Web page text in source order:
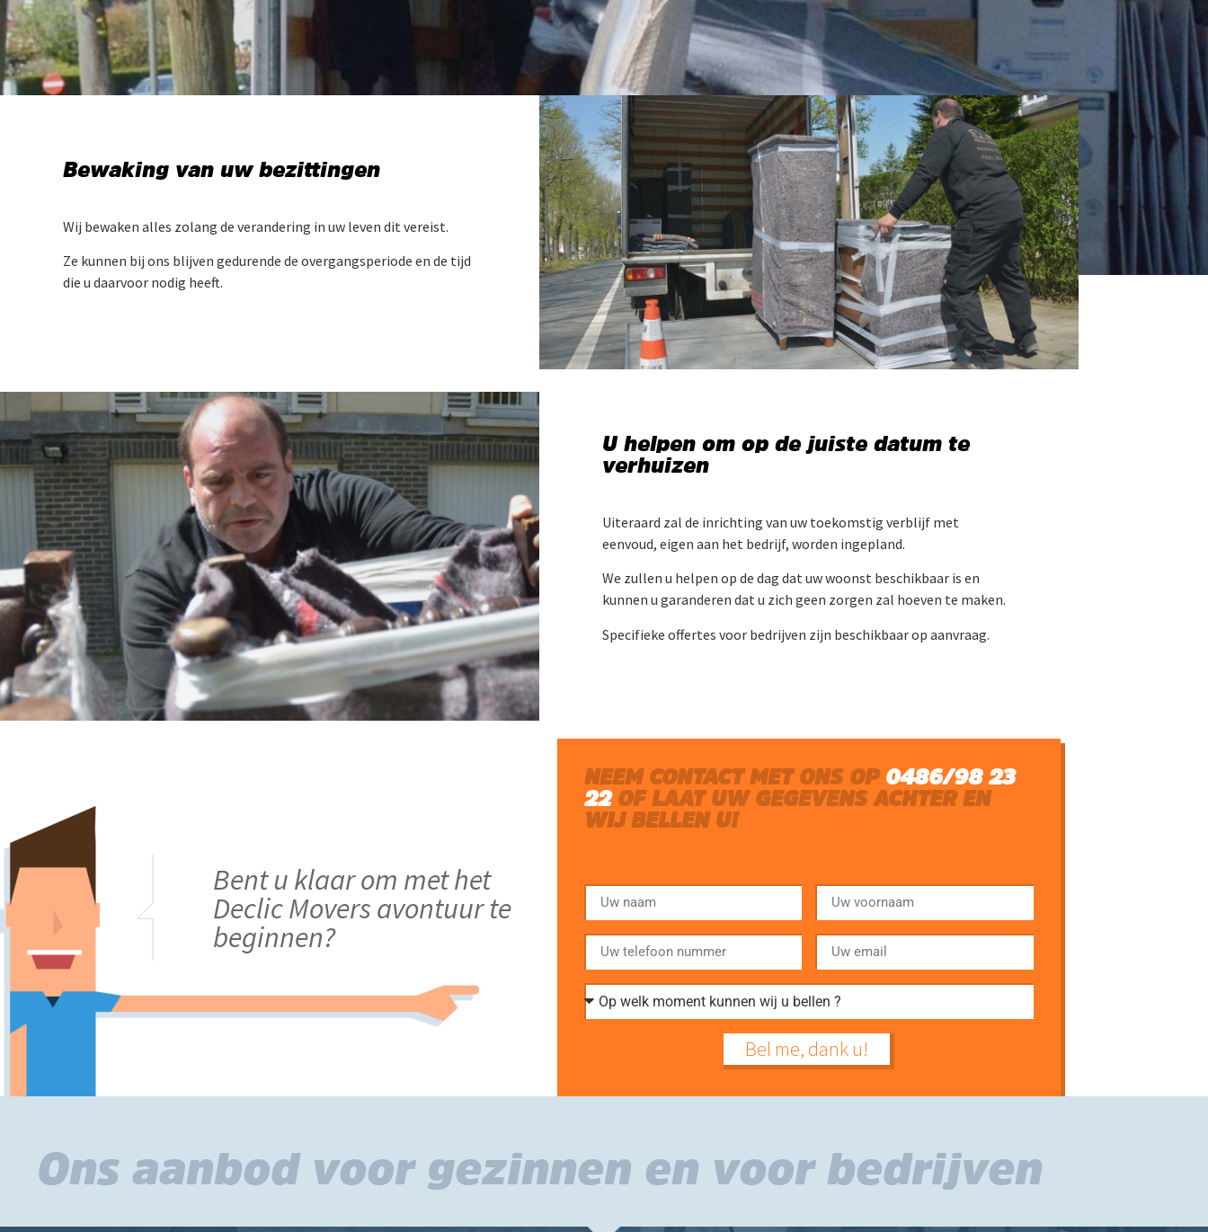
Bewaking van uw bezittingen
Wij bewaken alles zolang de verandering in uw leven dit vereist.
Ze kunnen bij ons blijven gedurende de overgangsperiode en de tijd
die u daarvoor nodig heeft.
U helpen om op de juiste datum te
verhuizen
Uiteraard zal de inrichting van uw toekomstig verblijf met
eenvoud, eigen aan het bedrijf, worden ingepland.
We zullen u helpen op de dag dat uw woonst beschikbaar is en
kunnen u garanderen dat u zich geen zorgen zal hoeven te maken.
Specifieke offertes voor bedrijven zijn beschikbaar op aanvraag.
Bent u klaar om met het
Declic Movers avontuur te
beginnen?
NEEM CONTACT MET ONS OP 0486/98 23
22OF LAAT UW GEGEVENS ACHTER EN
WIJ BELLEN U!
Bel me, dank u!
Ons aanbod voor gezinnen en voor bedrijven